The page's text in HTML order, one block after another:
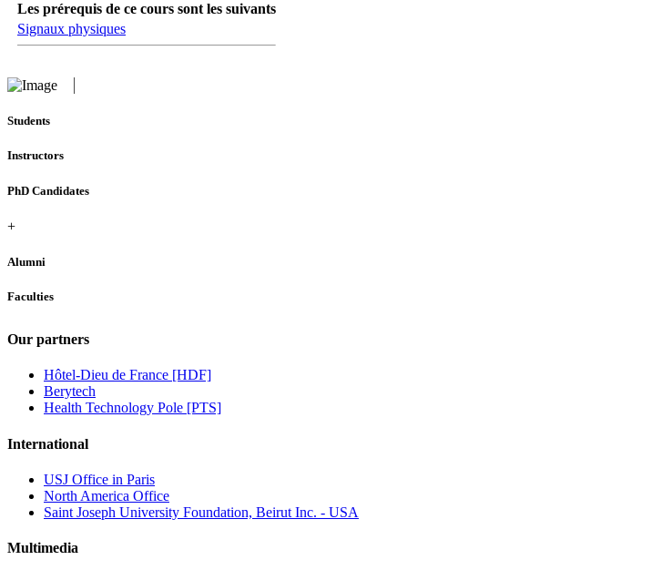
Les prérequis de ce cours sont les suivants
Signaux physiques
Students
Instructors
PhD Candidates
+
Alumni
Faculties
Our partners
Hôtel-Dieu de France [HDF]
Berytech
Health Technology Pole [PTS]
International
USJ Office in Paris
North America Office
Saint Joseph University Foundation, Beirut Inc. - USA
Multimedia